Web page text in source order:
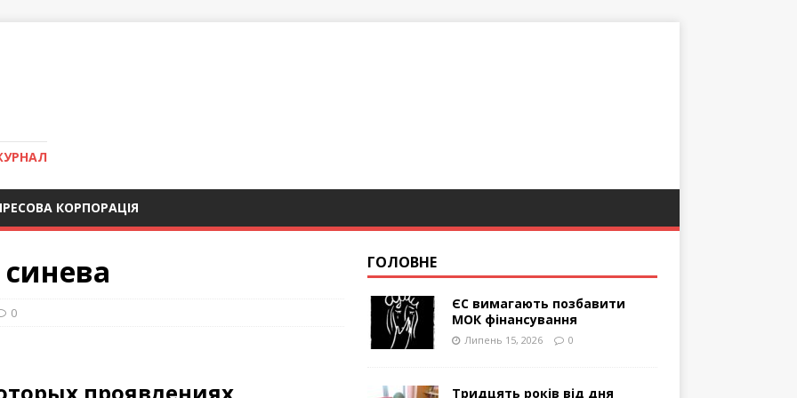
КОРПОРАЦІЯ
0
ГОЛОВНЕ
ЄС вимагають позбавити
МОК фінансування
Липень 15, 2026 0
Тридцять років від дня